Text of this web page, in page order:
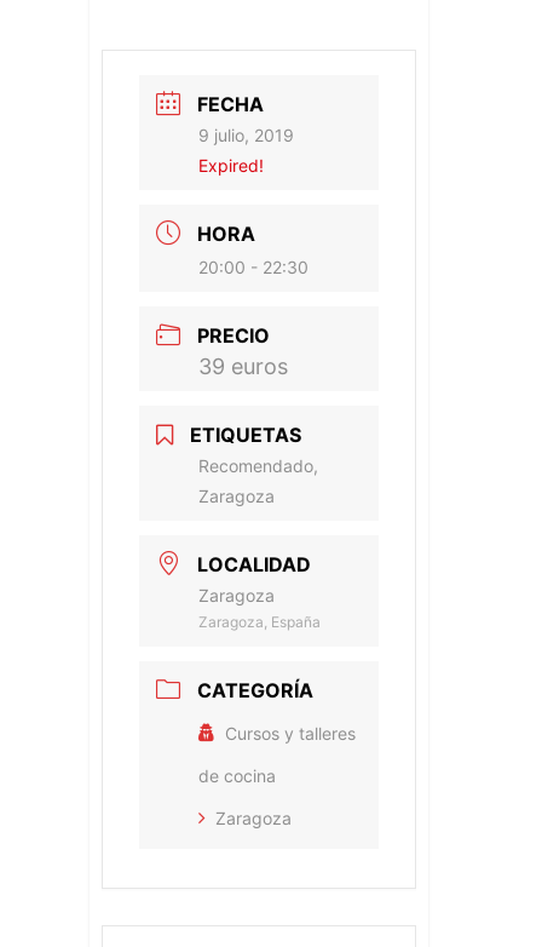
FECHA
9 julio, 2019
Expired!
HORA
20:00 - 22:30
PRECIO
39 euros
ETIQUETAS
Recomendado,
Zaragoza
LOCALIDAD
Zaragoza
Zaragoza, España
CATEGORÍA
Cursos y talleres
de cocina
Zaragoza